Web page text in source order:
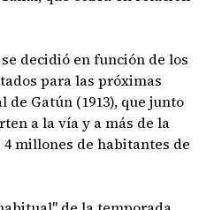
decidió en función de los
para las próximas
Gatún (1913), que junto
a la vía y a más de la
millones de habitantes de